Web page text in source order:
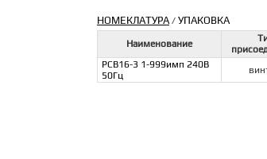
НОМЕКЛАТУРА/ УПАКОВКА
Наименование
РСВ16-3 1-999имп 240В
50Гц